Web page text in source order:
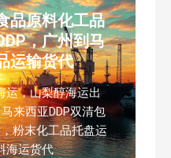
品原料化工品
，广州到马
运输货代
运，山梨醇海运出
来西亚DDP双清包
粉末化工品托盘运
海运货代